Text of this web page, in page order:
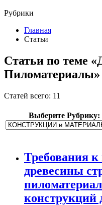
Рубрики
Главная
Статьи
Статьи по теме
Пиломатериалы»
Статей всего: 11
Выберите Рубрику:
Требования
древесины
конструкций